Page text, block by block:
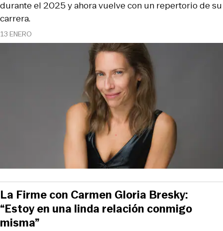
13 ENERO
durante el 2025 y ahora vuelve con un repertorio de su
carrera.
La Firme con Carmen Gloria Bresky:
“Estoy en una linda relación conmigo
misma”